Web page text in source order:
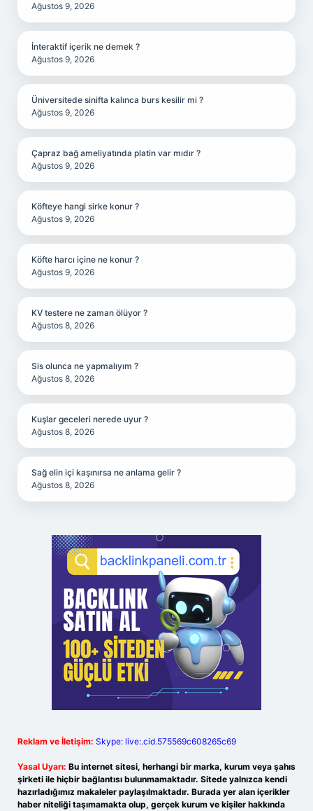
Ağustos 9, 2026
İnteraktif içerik ne demek ?
Ağustos 9, 2026
Üniversitede sinifta kalınca burs kesilir mi ?
Ağustos 9, 2026
Çapraz bağ ameliyatında platin var mıdır ?
Ağustos 9, 2026
Köfteye hangi sirke konur ?
Ağustos 9, 2026
Köfte harcı içine ne konur ?
Ağustos 9, 2026
KV testere ne zaman ölüyor ?
Ağustos 8, 2026
Sis olunca ne yapmalıyım ?
Ağustos 8, 2026
Kuşlar geceleri nerede uyur ?
Ağustos 8, 2026
Sağ elin içi kaşınırsa ne anlama gelir ?
Ağustos 8, 2026
Reklam ve İletişim: Skype: live:.cid.575569c608265c69
Yasal Uyarı: Bu internet sitesi, herhangi bir marka, kurum veya şahıs
şirketi ile hiçbir bağlantısı bulunmamaktadır. Sitede yalnızca kendi
hazırladığımız makaleler paylaşılmaktadır. Burada yer alan içerikler
haber niteliği taşımamakta olup, gerçek kurum ve kişiler hakkında